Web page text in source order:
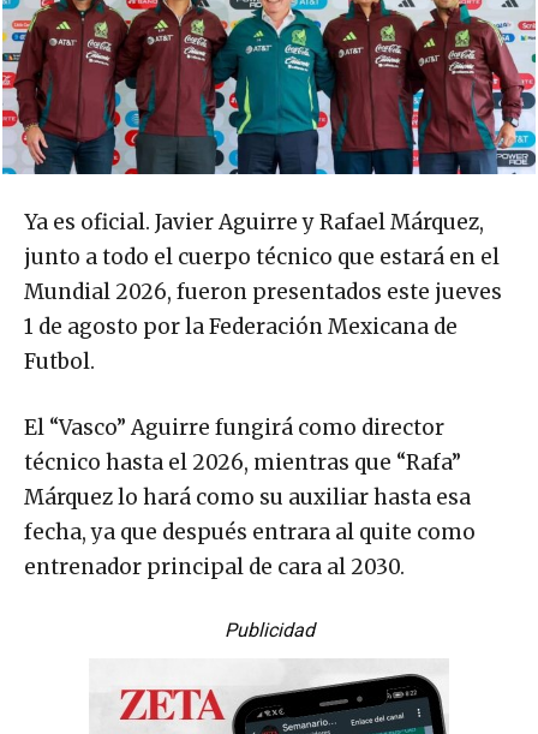
Ya es oficial. Javier Aguirre y Rafael Márquez,
junto a todo el cuerpo técnico que estará en el
Mundial 2026, fueron presentados este jueves
1 de agosto por la Federación Mexicana de
Futbol.
El “Vasco” Aguirre fungirá como director
técnico hasta el 2026, mientras que “Rafa”
Márquez lo hará como su auxiliar hasta esa
fecha, ya que después entrara al quite como
entrenador principal de cara al 2030.
Publicidad